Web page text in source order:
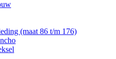
(maat 86 t/m 176)